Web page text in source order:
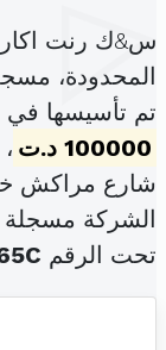
س&ك رنت
المحدودة،
تم تأسيسها في 16 نوفمبر 2023 برأس مال قدره
100000 د.ت
شارع مراكش
الشركة
تحت الرقم